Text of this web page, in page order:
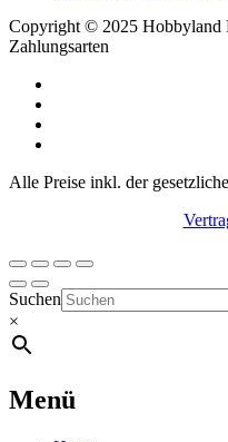
Copyright © 2025 Hobbyland
Zahlungsarten
Alle Preise inkl. der
Suchen
×
Menü